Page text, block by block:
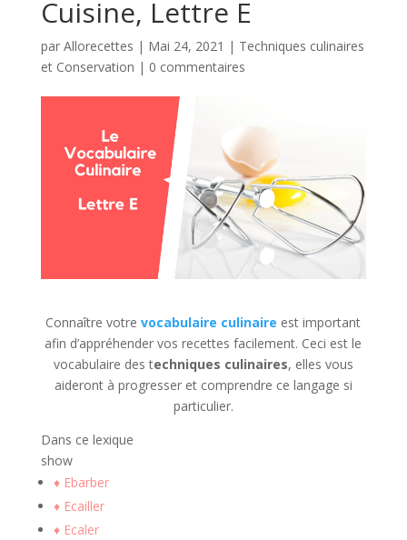
Cuisine, Lettre E
par Allorecettes | Mai 24, 2021 | Techniques culinaires
et Conservation | 0 commentaires
Connaître votrevocabulaire culinaire est important
afin d’appréhender vos recettes facilement. Ceci est le
vocabulaire des techniques culinaires, elles vous
aideront à progresser et comprendre ce langage si
particulier.
Dans ce lexique
show
♦ Ebarber
♦ Ecailler
♦ Ecaler